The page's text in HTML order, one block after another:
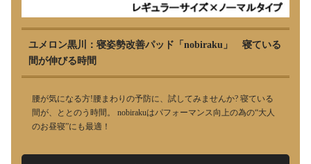
ユメロン黒川：寝姿勢改善パッド「nobiraku」 寝ている
間が伸びる時間
腰が気になる方!腰まわりの予防に、試してみませんか? 寝ている
間が、ととのう時間。 nobirakuはパフォーマンス向上の為の“大人
のお昼寝”にも最適！